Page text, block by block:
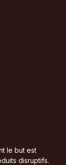
le but est
disruptifs.